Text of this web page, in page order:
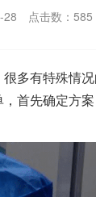
28 点击数： 585
多有特殊情
首先确定方